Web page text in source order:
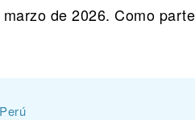
de 2026. Como